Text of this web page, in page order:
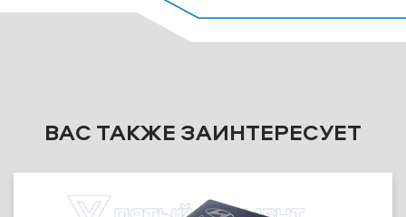
ВАС ТАКЖЕ ЗАИНТЕРЕСУЕТ